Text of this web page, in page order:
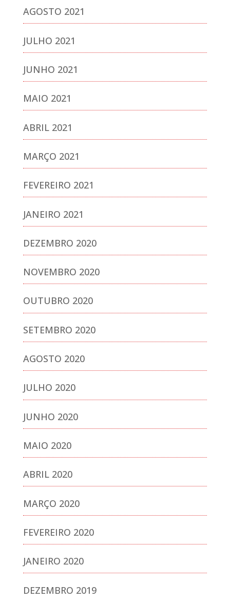
AGOSTO 2021
JULHO 2021
JUNHO 2021
MAIO 2021
ABRIL 2021
MARÇO 2021
FEVEREIRO 2021
JANEIRO 2021
DEZEMBRO 2020
NOVEMBRO 2020
OUTUBRO 2020
SETEMBRO 2020
AGOSTO 2020
JULHO 2020
JUNHO 2020
MAIO 2020
ABRIL 2020
MARÇO 2020
FEVEREIRO 2020
JANEIRO 2020
DEZEMBRO 2019